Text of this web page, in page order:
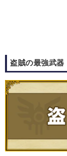
盗賊の最強武器